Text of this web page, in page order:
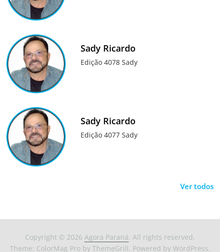
Sady Ricardo
Edição 4078 Sady
Sady Ricardo
Edição 4077 Sady
Ver todos
Copyright © 2026 Agora Paraná. All rights reserved.
Theme: ColorMag Proby ThemeGrill. Powered by WordPress.